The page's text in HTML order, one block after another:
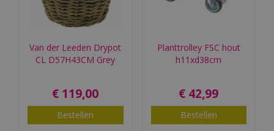
Van der Leeden Drypot
CL D57H43CM Grey
€ 119,00
Bestellen
Planttrolley FSC hout
h11xd38cm
€ 42,99
Bestellen